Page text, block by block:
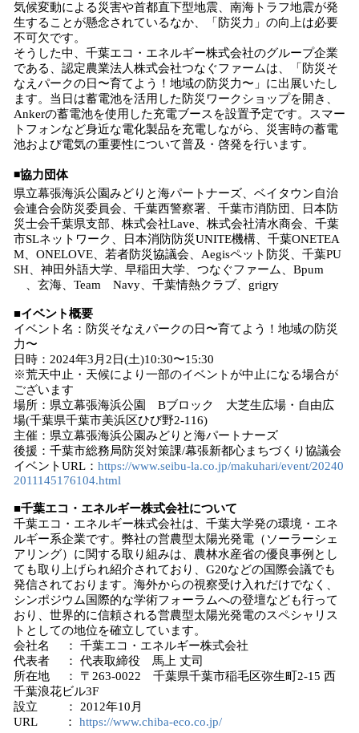
気候変動による災害や首都直下型地震、南海トラフ地震が発
生することが懸念されているなか、「防災力」の向上は必要
不可欠です。
そうした中、千葉エコ・エネルギー株式会社のグループ企業
である、認定農業法人株式会社つなぐファームは、「防災そ
なえパークの日〜育てよう！地域の防災力〜」に出展いたし
ます。当日は蓄電池を活用した防災ワークショップを開き、
Ankerの蓄電池を使用した充電ブースを設置予定です。スマー
トフォンなど身近な電化製品を充電しながら、災害時の蓄電
池および電気の重要性について普及・啓発を行います。
◾️協力団体
県立幕張海浜公園みどりと海パートナーズ、ベイタウン自治
会連合会防災委員会、千葉西警察署、千葉市消防団、日本防
災士会千葉県支部、株式会社Lave、株式会社清水商会、千葉
市SLネットワーク、日本消防防災UNITE機構、千葉ONETEA
M、ONELOVE、若者防災協議会、Aegisペット防災、千葉PU
SH、神田外語大学、早稲田大学、つなぐファーム、Bpum
、玄海、Team Navy、千葉情熱クラブ、grigry
■イベント概要
イベント名：防災そなえパークの日〜育てよう！地域の防災
力〜
日時：2024年3月2日(土)10:30〜15:30
※荒天中止・天候により一部のイベントが中止になる場合が
ございます
場所：県立幕張海浜公園 Bブロック 大芝生広場・自由広
場(千葉県千葉市美浜区ひび野2-116)
主催：県立幕張海浜公園みどりと海パートナーズ
後援：千葉市総務局防災対策課/幕張新都心まちづくり協議会
イベントURL： https://www.seibu-la.co.jp/makuhari/event/20240
2011145176104.html
■千葉エコ・エネルギー株式会社について
千葉エコ・エネルギー株式会社は、千葉大学発の環境・エネ
ルギー系企業です。弊社の営農型太陽光発電（ソーラーシェ
アリング）に関する取り組みは、農林水産省の優良事例とし
ても取り上げられ紹介されており、G20などの国際会議でも
発信されております。海外からの視察受け入れだけでなく、
シンポジウム国際的な学術フォーラムへの登壇なども行って
おり、世界的に信頼される営農型太陽光発電のスペシャリス
トとしての地位を確立しています。
会社名 ： 千葉エコ・エネルギー株式会社
代表者 ： 代表取締役 馬上 丈司
所在地 ： 〒263-0022 千葉県千葉市稲毛区弥生町2-15 西
千葉浪花ビル3F
設立 ： 2012年10月
URL ： https://www.chiba-eco.co.jp/